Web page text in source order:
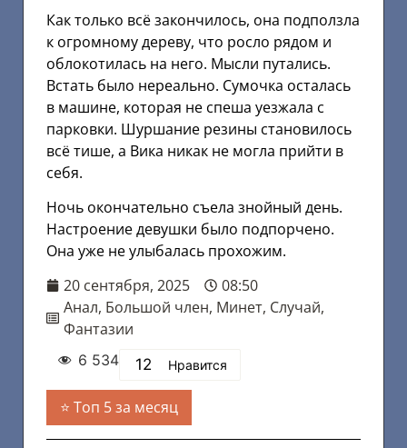
Как только всё закончилось, она подползла
к огромному дереву, что росло рядом и
облокотилась на него. Мысли путались.
Встать было нереально. Сумочка осталась
в машине, которая не спеша уезжала с
парковки. Шуршание резины становилось
всё тише, а Вика никак не могла прийти в
себя.
Ночь окончательно съела знойный день.
Настроение девушки было подпорчено.
Она уже не улыбалась прохожим.
20 сентября, 2025
08:50
Анал, Большой член, Минет, Случай,
Фантазии
6 534 12 Нравится
Топ 5 за месяц